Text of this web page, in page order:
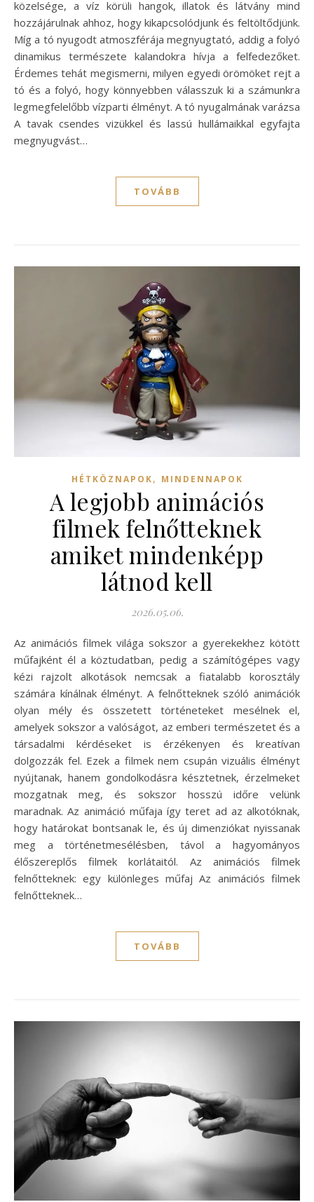
közelsége, a víz körüli hangok, illatok és látvány mind
hozzájárulnak ahhoz, hogy kikapcsolódjunk és feltöltődjünk.
Míg a tó nyugodt atmoszférája megnyugtató, addig a folyó
dinamikus természete kalandokra hívja a felfedezőket.
Érdemes tehát megismerni, milyen egyedi örömöket rejt a
tó és a folyó, hogy könnyebben válasszuk ki a számunkra
legmegfelelőbb vízparti élményt. A tó nyugalmának varázsa
A tavak csendes vizükkel és lassú hullámaikkal egyfajta
megnyugvást…
TOVÁBB
HÉTKÖZNAPOK, MINDENNAPOK
A legjobb animációs
filmek felnőtteknek
amiket mindenképp
látnod kell
2026.05.06.
Az animációs filmek világa sokszor a gyerekekhez kötött
műfajként él a köztudatban, pedig a számítógépes vagy
kézi rajzolt alkotások nemcsak a fiatalabb korosztály
számára kínálnak élményt. A felnőtteknek szóló animációk
olyan mély és összetett történeteket mesélnek el,
amelyek sokszor a valóságot, az emberi természetet és a
társadalmi kérdéseket is érzékenyen és kreatívan
dolgozzák fel. Ezek a filmek nem csupán vizuális élményt
nyújtanak, hanem gondolkodásra késztetnek, érzelmeket
mozgatnak meg, és sokszor hosszú időre velünk
maradnak. Az animáció műfaja így teret ad az alkotóknak,
hogy határokat bontsanak le, és új dimenziókat nyissanak
meg a történetmesélésben, távol a hagyományos
élőszereplős filmek korlátaitól. Az animációs filmek
felnőtteknek: egy különleges műfaj Az animációs filmek
felnőtteknek…
TOVÁBB